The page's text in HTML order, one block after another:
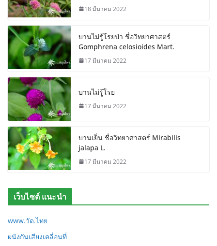
18 มีนาคม 2022
บานไม่รู้โรยป่า ชื่อวิทยาศาสตร์
Gomphrena celosioides Mart.
17 มีนาคม 2022
บานไม่รู้โรย
17 มีนาคม 2022
บานเย็น ชื่อวิทยาศาสตร์ Mirabilis
jalapa L.
17 มีนาคม 2022
เว็บไซต์ แนะนำ
www.วัด.ไทย
ผนังกันเสียงเคลื่อนที่